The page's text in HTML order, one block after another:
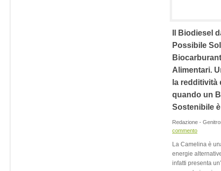
Il Biodiesel
Possibile
Alimentari.
la redditività
quando un
Sostenibile
Redazione -
commento
La Camelina è
energie
infatti presenta